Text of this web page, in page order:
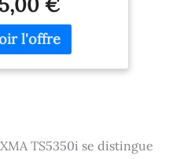
Impression
avec
la Maison avec
imprimantes Canon
performante pour la
et les petits
- garantit des
avec du
directement
TS5350i se distingue